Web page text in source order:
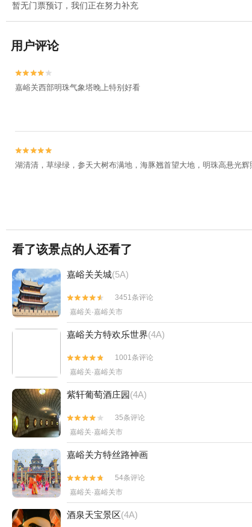
暂无门票预订，我们正在努力补充
用户评论


嘉峪关西部明珠气象塔晚上特别好看


湖清清，草绿绿，参天大树布满地，海豚翘首望大地，明珠高悬光辉
看了该景点的人还看了
嘉峪关关城(5A)


3451条评论
嘉峪关·嘉峪关市
嘉峪关方特欢乐世界(4A)


1001条评论
嘉峪关·嘉峪关市
紫轩葡萄酒庄园(4A)


35条评论
嘉峪关·嘉峪关市
嘉峪关方特丝路神画


54条评论
嘉峪关·嘉峪关市
酒泉天宝景区(4A)